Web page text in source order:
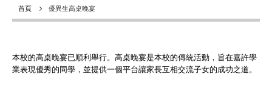
首頁 優異生高桌晚宴
本校的高桌晚宴已順利舉行。高桌晚宴是本校的傳統活動，旨在嘉許學
業表現優秀的同學，並提供一個平台讓家長互相交流子女的成功之道。